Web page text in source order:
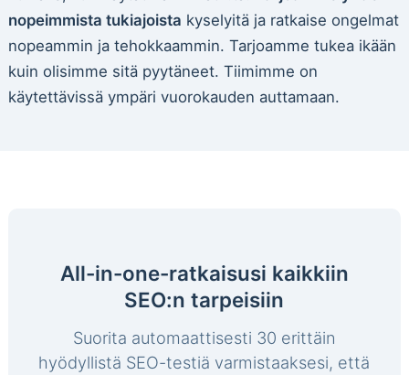
nopeimmista tukiajoista kyselyitä ja ratkaise ongelmat
nopeammin ja tehokkaammin. Tarjoamme tukea ikään
kuin olisimme sitä pyytäneet. Tiimimme on
käytettävissä ympäri vuorokauden auttamaan.
All-in-one-ratkaisusi kaikkiin
SEO:n tarpeisiin
Suorita automaattisesti 30 erittäin
hyödyllistä SEO-testiä varmistaaksesi, että